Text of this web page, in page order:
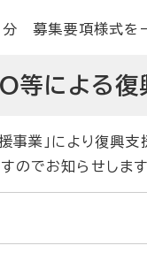
集要項様式を一
等による復
事業」により復興
のでお知らせします